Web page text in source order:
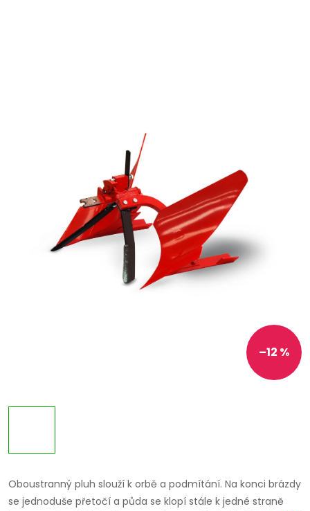
–12 %
Oboustranný pluh slouží k orbě a podmítání. Na konci brázdy
se jednoduše přetočí a půda se klopí stále k jedné straně